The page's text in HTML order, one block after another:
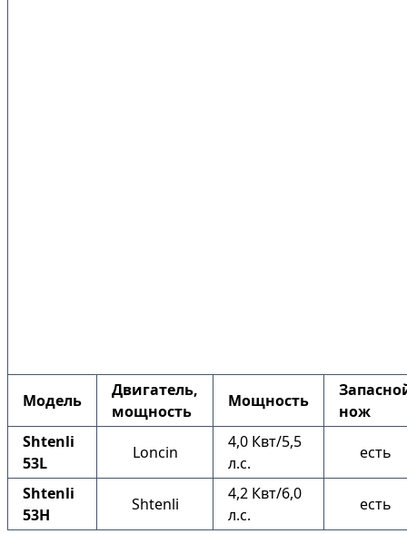
Модель
Двигатель,
мощность
Мощность
нож
Shtenli
53L
Loncin
4,0 Квт/5,5
л.с.
есть
Shtenli
53H
Shtenli
4,2 Квт/6,0
л.с.
есть